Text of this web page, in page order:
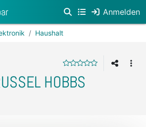
Anmelden
Haushalt
HOBBS